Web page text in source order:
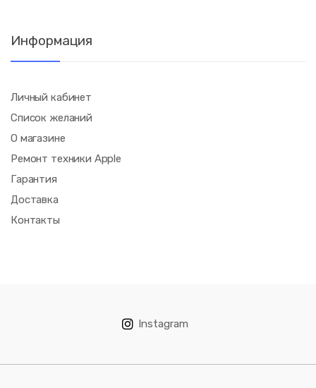
Информация
Личный кабинет
Список желаний
О магазине
Ремонт техники Apple
Гарантия
Доставка
Контакты
Instagram